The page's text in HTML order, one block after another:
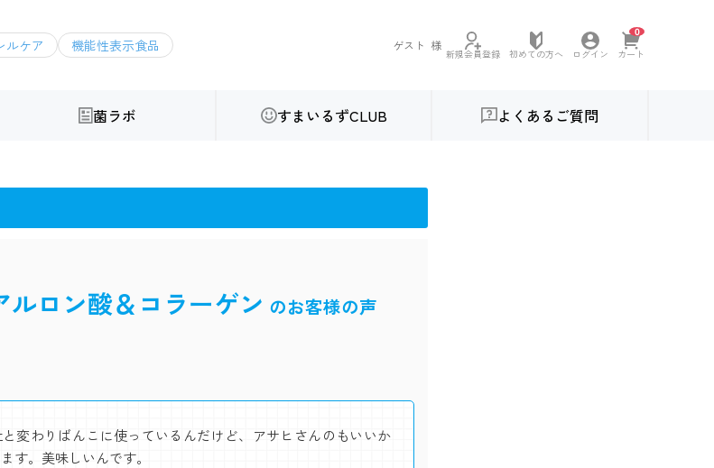
ルケア 機能性表示食品 ゲスト 様
新規会員登録 初めての方へ ログイン
0
カート
菌ラボ すまいるずCLUB よくあるご質問
ルロン酸＆コラーゲン のお客様の声
変わりばんこに使っているんだけど、アサヒさんのもいいか
す。美味しいんです。